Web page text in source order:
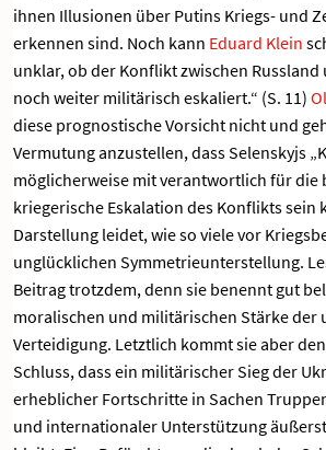
ihnen Illusionen über Putins Kriegs- und
erkennen sind. Noch kann Eduard Klein
unklar, ob der Konflikt zwischen
noch weiter militärisch eskaliert.“ (S. 11)
diese prognostische Vorsicht nicht und
Vermutung anzustellen, dass Selenskyjs
möglicherweise mit verantwortlich für die
kriegerische Eskalation des Konflikts sein
Darstellung leidet, wie so viele vor
unglücklichen Symmetrieunterstellung.
Beitrag trotzdem, denn sie benennt gut
moralischen und militärischen Stärke der
Verteidigung. Letztlich kommt sie aber
Schluss, dass ein militärischer Sieg der
erheblicher Fortschritte in Sachen
und internationaler Unterstützung